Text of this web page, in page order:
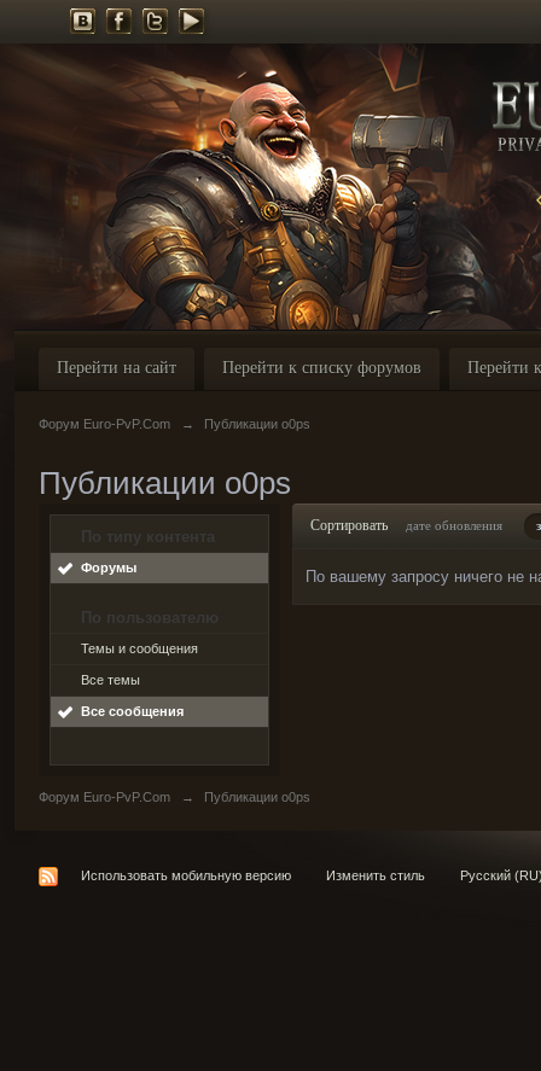
Перейти на сайт Перейти к списку форумов Перейти
Форум Euro-PvP.Com → Публикации o0ps
Публикации o0ps
По типу контента
Форумы
По пользователю
Темы и сообщения
Все темы
Все сообщения
Сортировать дате обновления
По вашему запросу ничего не
Форум Euro-PvP.Com → Публикации o0ps
Использовать мобильную версию Изменить стиль Русский